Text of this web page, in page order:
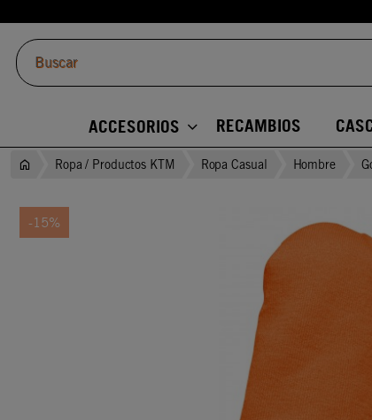
ACCESORIOS RECAMBIOS
Ropa / Productos KTM Ropa Casual Hombre
-15%